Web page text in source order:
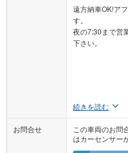
遠方納車OK!ア
す。
夜の7:30まで営
下さい。
続きを読む
お問合せ
この車両のお問
はカーセンサー